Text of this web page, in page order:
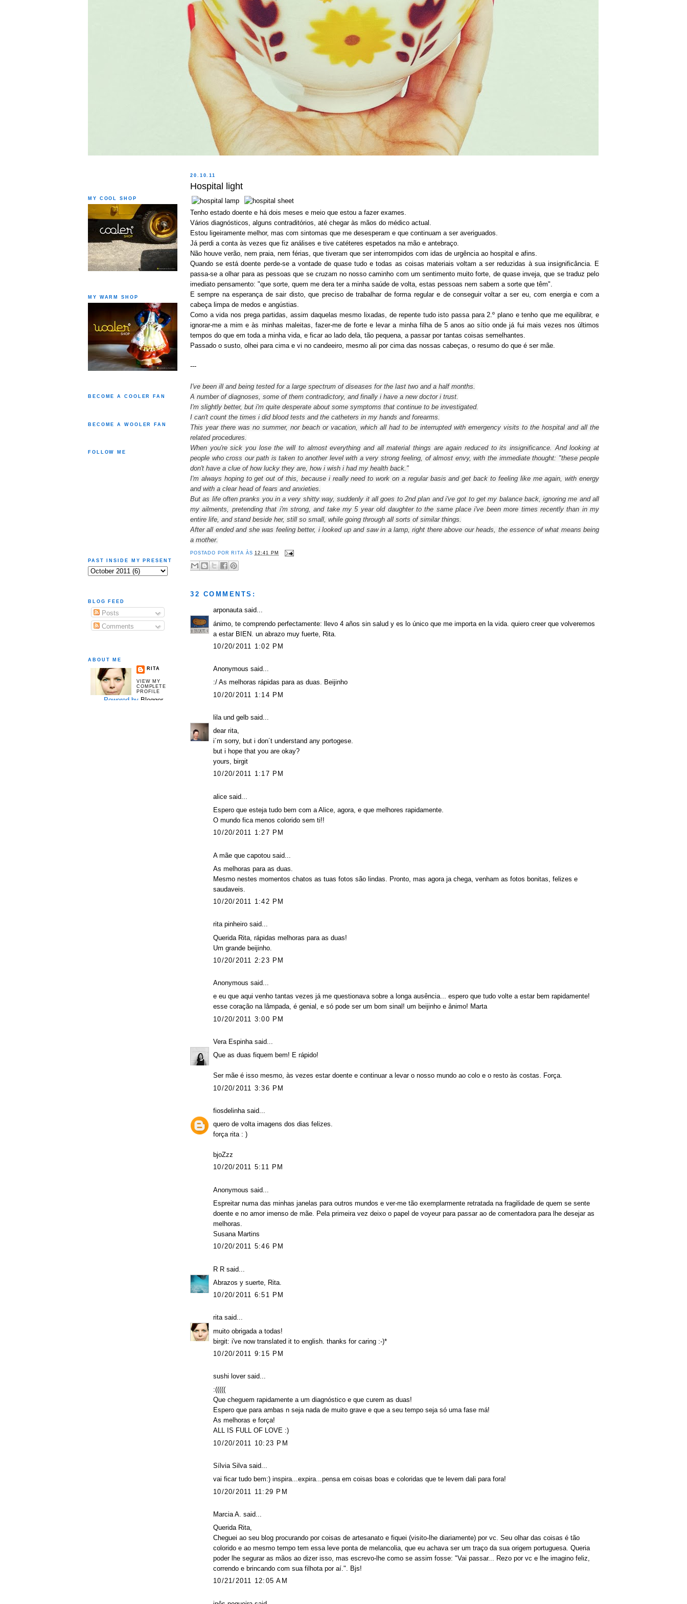
20.10.11
Hospital light
Tenho estado doente e há dois meses e meio que estou a fazer exames.
Vários diagnósticos, alguns contraditórios, até chegar às mãos do médico actual.
Estou ligeiramente melhor, mas com sintomas que me desesperam e que continuam a ser averiguados.
Já perdi a conta às vezes que fiz análises e tive catéteres espetados na mão e antebraço.
Não houve verão, nem praia, nem férias, que tiveram que ser interrompidos com idas de urgência ao hospital e afins.
Quando se está doente perde-se a vontade de quase tudo e todas as coisas materiais voltam a ser reduzidas à sua insignificância. E
passa-se a olhar para as pessoas que se cruzam no nosso caminho com um sentimento muito forte, de quase inveja, que se traduz pelo
imediato pensamento: "que sorte, quem me dera ter a minha saúde de volta, estas pessoas nem sabem a sorte que têm".
E sempre na esperança de sair disto, que preciso de trabalhar de forma regular e de conseguir voltar a ser eu, com energia e com a
cabeça limpa de medos e angústias.
Como a vida nos prega partidas, assim daquelas mesmo lixadas, de repente tudo isto passa para 2.º plano e tenho que me equilibrar, e
ignorar-me a mim e às minhas maleitas, fazer-me de forte e levar a minha filha de 5 anos ao sítio onde já fui mais vezes nos últimos
tempos do que em toda a minha vida, e ficar ao lado dela, tão pequena, a passar por tantas coisas semelhantes.
Passado o susto, olhei para cima e vi no candeeiro, mesmo ali por cima das nossas cabeças, o resumo do que é ser mãe.
---
I've been ill and being tested for a large spectrum of diseases for the last two and a half months
A number of diagnoses , some of them contradictory, and finally i have a new doctor i trust.
I'm slightly better, but i'm quite desperate about some symptoms that continue to be investigated.
I can't count the times i did blood tests andthe catheters in my hands and forearms.
This year there was no summer, nor beach or vacation, which all had to be interrupted with emergency visits to the hospital and all the
related procedures.
When you're sick you lose the will to almost everything and all material things are again reduced to its insignificance And looking at
people who cross our path is taken to another level with a very strong feeling , ofalmost envy, with the immediate thought: "thesepeople
don't have a clue ofhow lucky they are, how i wish i had my health back ."
I'm always hoping to get out of this , because i reallyneed to work on a regular basis and get back to feeling like me again,
with energy
and with a clear head of fears and anxieties
But as life oftenpranks you in a very shitty way, suddenly it all goes to 2nd plan and i've got to get my balance back, ignoring me andall
my ailments , pretending that i'm strong, and take my 5 year old daughter to the same place i've been more times recently than in my
entire life, and stand beside her, still so small, while going through all sorts of similar things
After all ended and she was feeling better, i looked up and sawin a lamp, right there above our heads, the essence of what means being
a mother.
POSTADO POR RITA ÀS12:41 PM
32 COMMENTS:
arponautasaid...
ánimo, te comprendo perfectamente: llevo 4 años sin salud y es lo único que me importa en la vida. quiero creer que volveremos
a estar BIEN. un abrazo muy fuerte, Rita.
10/20/2011 1:02 PM
Anonymous said...
:/ As melhoras rápidas para as duas. Beijinho
10/20/2011 1:14 PM
lila und gelb said...
dear rita,
i´m sorry, but i don´t understand any portogese.
but i hope that you are okay?
yours, birgit
10/20/2011 1:17 PM
alice said...
Espero que esteja tudo bem com a Alice, agora, e que melhores rapidamente.
O mundo fica menos colorido sem ti!!
10/20/2011 1:27 PM
A mãe que capotou said...
As melhoras para as duas.
Mesmo nestes momentos chatos as tuas fotos são lindas. Pronto, mas agora ja chega, venham as fotos bonitas, felizes e
saudaveis.
10/20/2011 1:42 PM
rita pinheiro said...
Querida Rita, rápidas melhoras para as duas!
Um grande beijinho.
10/20/2011 2:23 PM
Anonymous said...
e eu que aqui venho tantas vezes já me questionava sobre a longa ausência... espero que tudo volte a estar bem rapidamente!
esse coração na lâmpada, é genial, e só pode ser um bom sinal! um beijinho e ânimo! Marta
10/20/2011 3:00 PM
Vera Espinhasaid...
Que as duas fiquem bem! E rápido!
Ser mãe é isso mesmo, às vezes estar doente e continuar a levar o nosso mundo ao colo e o resto às costas. Força.
10/20/2011 3:36 PM
fiosdelinhasaid...
quero de volta imagens dos dias felizes.
força rita : )
bjoZzz
10/20/2011 5:11 PM
Anonymous said...
Espreitar numa das minhas janelas para outros mundos e ver-me tão exemplarmente retratada na fragilidade de quem se sente
doente e no amor imenso de mãe. Pela primeira vez deixo o papel de voyeur para passar ao de comentadora para lhe desejar as
melhoras.
Susana Martins
10/20/2011 5:46 PM
R R said...
Abrazos y suerte, Rita.
10/20/2011 6:51 PM
ritasaid...
muito obrigada a todas!
birgit: i've now translated it to english. thanks for caring :-)*
10/20/2011 9:15 PM
sushi loversaid...
:(((((
Que cheguem rapidamente a um diagnóstico e que curem as duas!
Espero que para ambas n seja nada de muito grave e que a seu tempo seja só uma fase má!
As melhoras e força!
ALL IS FULL OF LOVE :)
10/20/2011 10:23 PM
Sílvia Silvasaid...
vai ficar tudo bem:) inspira...expira...pensa em coisas boas e coloridas que te levem dali para fora!
10/20/2011 11:29 PM
Marcia A. said...
Querida Rita,
Cheguei ao seu blog procurando por coisas de artesanato e fiquei (visito-lhe diariamente) por vc. Seu olhar das coisas é tão
colorido e ao mesmo tempo tem essa leve ponta de melancolia, que eu achava ser um traço da sua origem portuguesa. Queria
poder lhe segurar as mãos ao dizer isso, mas escrevo-lhe como se assim fosse: "Vai passar... Rezo por vc e lhe imagino feliz,
correndo e brincando com sua filhota por aí.". Bjs!
10/21/2011 12:05 AM
MY COOL SHOP
MY WARM SHOP
BECOME A COOLER FAN
BECOME A WOOLER FAN
FOLLOW ME
PAST INSIDE MY PRESENT
BLOG FEED
Posts
Comments
ABOUT ME
RITA
VIEW MY
COMPLETE
PROFILE
Powered by Blogger.